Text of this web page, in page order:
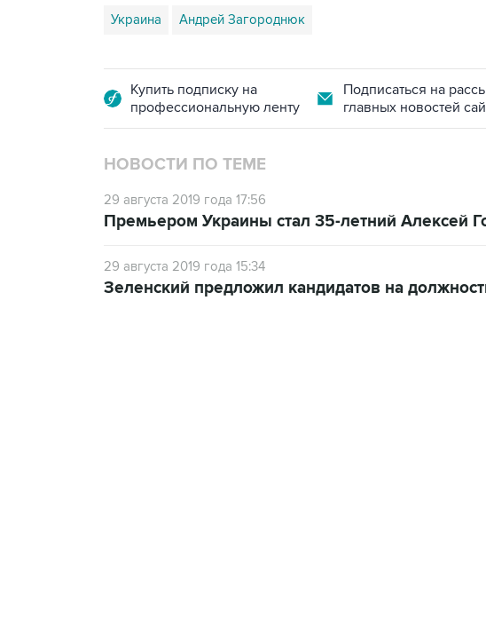
Украина Андрей Загороднюк
Купить подписку на
профессиональную ленту
Подписаться на
главных новостей
НОВОСТИ ПО ТЕМЕ
29 августа 2019 года 17:56
Премьером Украины стал 35-летний Алексей
29 августа 2019 года 15:34
Зеленский предложил кандидатов на